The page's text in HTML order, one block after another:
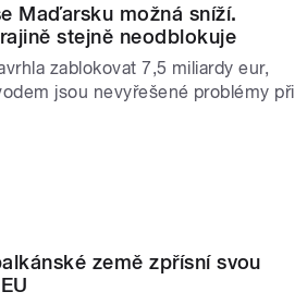
Maďarsku možná sníží.
stejně neodblokuje
zablokovat 7,5 miliardy eur,
jsou nevyřešené problémy při
země zpřísní svou